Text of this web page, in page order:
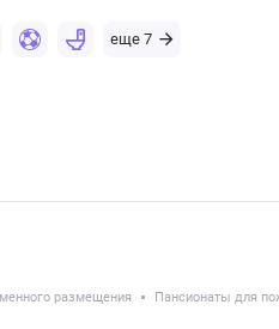
еще 7
размещения Пансионаты для